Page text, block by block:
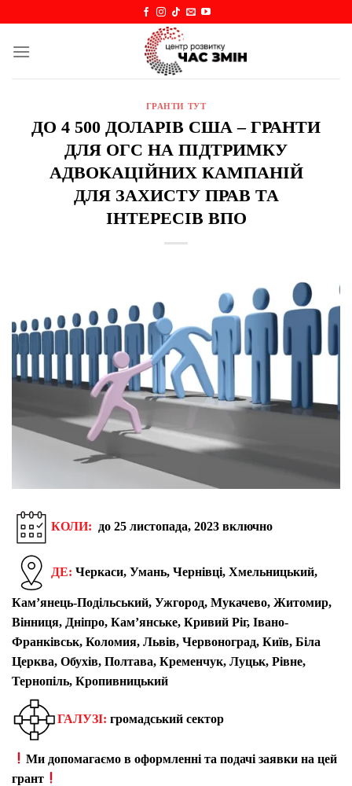
content
ГРАНТИ ТУТ
ДО 4 500 ДОЛАРІВ США – ГРАНТИ
ДЛЯ ОГС НА ПІДТРИМКУ
АДВОКАЦІЙНИХ КАМПАНІЙ
ДЛЯ ЗАХИСТУ ПРАВ ТА
ІНТЕРЕСІВ ВПО
КОЛИ: до 25 листопада, 2023 включно
ДЕ: Черкаси, Умань, Чернівці, Хмельницький,
Кам’янець-Подільський, Ужгород, Мукачево, Житомир,
Вінниця, Дніпро, Кам’янське, Кривий Ріг, Івано-
Франківськ, Коломия, Львів, Червоноград, Київ, Біла
Церква, Обухів, Полтава, Кременчук, Луцьк, Рівне,
Тернопіль, Кропивницький
ГАЛУЗІ: громадський сектор
Ми допомагаємо в оформленні та подачі заявки на цей
грант